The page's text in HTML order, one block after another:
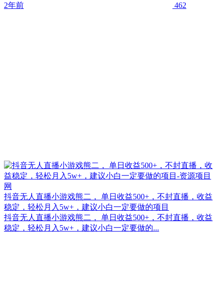
2年前 462
抖音无人直播小游戏熊二， 单日收益500+，不封直播，收益
稳定，轻松月入5w+，建议小白一定要做的项目
抖音无人直播小游戏熊二， 单日收益500+，不封直播，收益
稳定，轻松月入5w+，建议小白一定要做的...